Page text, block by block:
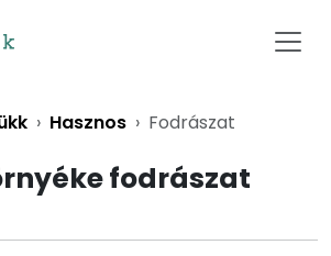
Hasznos Fodrászat
fodrászat